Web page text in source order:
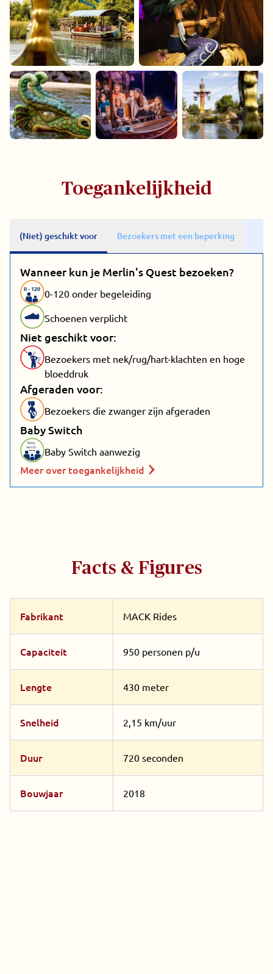
Toegankelijkheid
(Niet) geschikt voor Bezoekers met een beperking
Wanneer kun je Merlin's Quest bezoeken?
0-120 0-120 onder begeleiding
Schoenen verplicht
Niet geschikt voor:
Bezoekers met nek/rug/hart-klachten en hoge
bloeddruk
Afgeraden voor:
Bezoekers die zwanger zijn afgeraden
Baby Switch
Baby
switch Baby Switch aanwezig
Meer over toegankelijkheid
Facts & Figures
Fabrikant MACK Rides
Capaciteit 950 personen p/u
Lengte 430 meter
Snelheid 2,15 km/uur
Duur 720 seconden
Bouwjaar 2018